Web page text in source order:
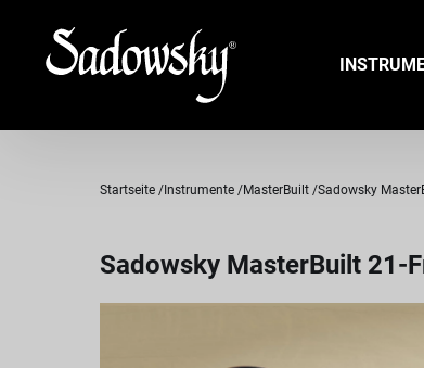
Startseite Instrumente MasterBuilt Sadowsky
Sadowsky MasterBuilt 21-